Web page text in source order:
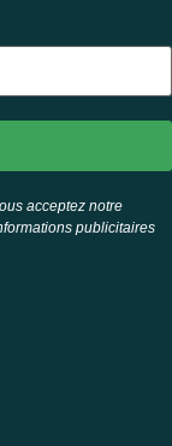
acceptez notre
publicitaires